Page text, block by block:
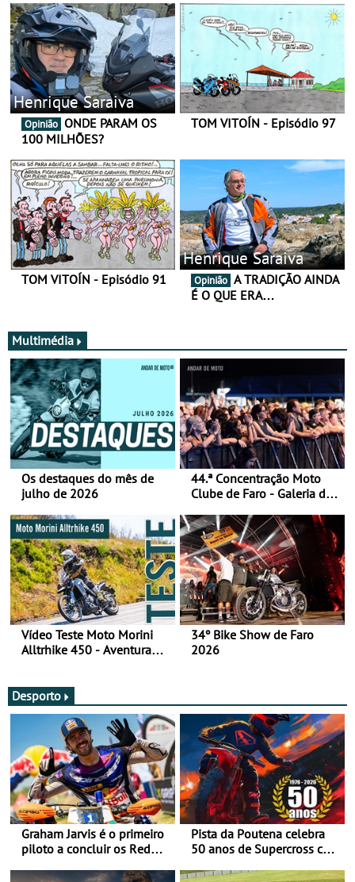
Henrique Saraiva
Opinião
100 MILHÕES?
TOM VITOÍN - Episódio 97
TOM VITOÍN - Episódio 91
Henrique Saraiva
Opinião
É O QUE ERA…
Multimédia
Os destaques do mês de
julho de 2026
44.ª Concentração Moto
Clube de Faro - Galeria de
Vídeo Teste Moto Morini
Alltrhike 450 - Aventura
34º Bike Show de Faro
2026
Desporto
Graham Jarvis é o primeiro
piloto a concluir os Red
Pista da Poutena celebra
50 anos de Supercross com